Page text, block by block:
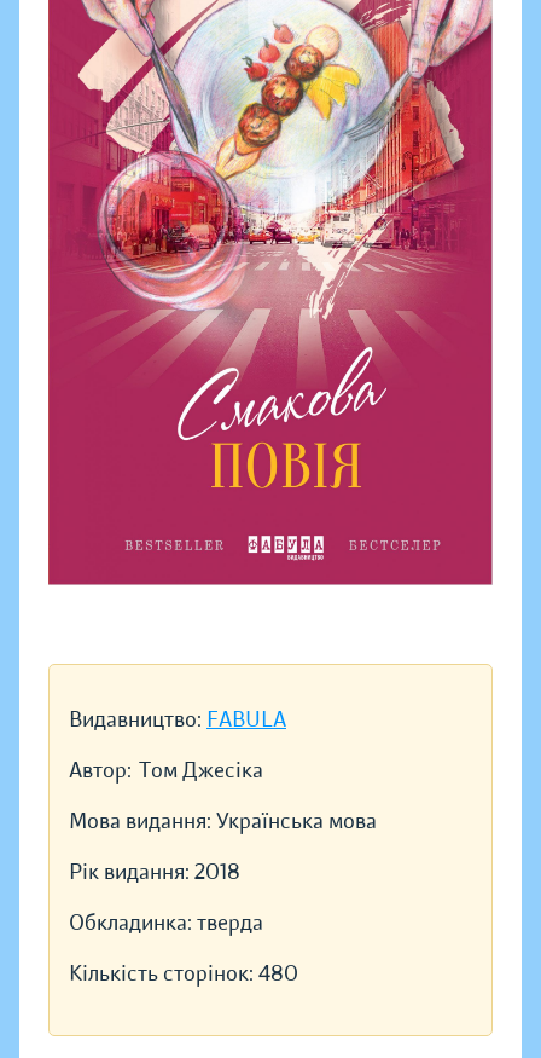
Видавництво: FABULA
Автор: Том Джесіка
Мова видання: Українська мова
Рік видання: 2018
Обкладинка: тверда
Кількість сторінок: 480